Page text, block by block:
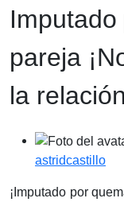
pareja
la
astridcastillo
¡Imputado por